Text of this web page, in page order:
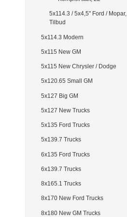
5x114.3 / 5x4,5" Ford / Mopar,
Tilbud
5x114.3 Modern
5x115 New GM
5x115 New Chrysler / Dodge
5x120.65 Small GM
5x127 Big GM
5x127 New Trucks
5x135 Ford Trucks
5x139.7 Trucks
6x135 Ford Trucks
6x139.7 Trucks
8x165.1 Trucks
8x170 New Ford Trucks
8x180 New GM Trucks